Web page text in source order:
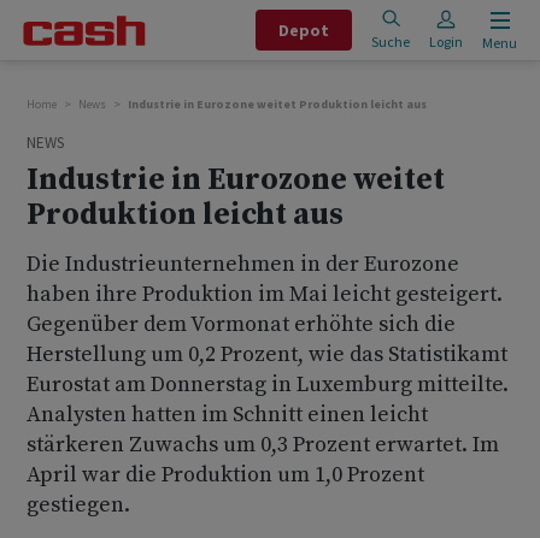
Depot
Suche Login Menu
Home News Industrie in Eurozone weitet Produktion leicht aus
NEWS
Industrie in Eurozone weitet
Produktion leicht aus
Die Industrieunternehmen in der Eurozone
haben ihre Produktion im Mai leicht gesteigert.
Gegenüber dem Vormonat erhöhte sich die
Herstellung um 0,2 Prozent, wie das Statistikamt
Eurostat am Donnerstag in Luxemburg mitteilte.
Analysten hatten im Schnitt einen leicht
stärkeren Zuwachs um 0,3 Prozent erwartet. Im
April war die Produktion um 1,0 Prozent
gestiegen.